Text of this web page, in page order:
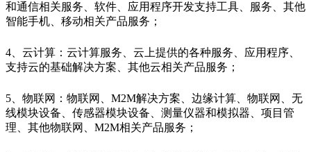
和通信相关服务、软件、应用程序开发支持工具、服务、其他
智能手机、移动相关产品服务；
4、云计算：云计算服务、云上提供的各种服务、应用程序、
支持云的基础解决方案、其他云相关产品服务；
5、物联网：物联网、M2M解决方案、边缘计算、物联网、无
线模块设备、传感器模块设备、测量仪器和模拟器、项目管
理、其他物联网、M2M相关产品服务；